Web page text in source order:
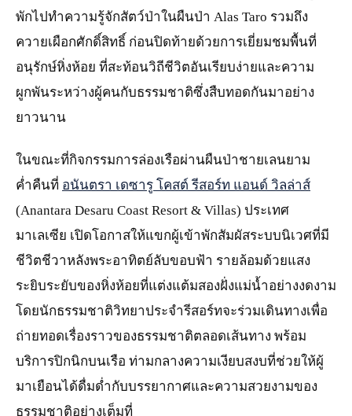
พักไปทำความรู้จักสัตว์ป่าในผืนป่า Alas Taro รวมถึง
ควายเผือกศักดิ์สิทธิ์ ก่อนปิดท้ายด้วยการเยี่ยมชมพื้นที่
อนุรักษ์หิ่งห้อย ที่สะท้อนวิถีชีวิตอันเรียบง่ายและความ
ผูกพันระหว่างผู้คนกับธรรมชาติซึ่งสืบทอดกันมาอย่าง
ยาวนาน
ในขณะที่กิจกรรมการล่องเรือผ่านผืนป่าชายเลนยาม
ค่ำคืนที่ อนันตรา เดซารู โคสต์ รีสอร์ท แอนด์ วิลล่าส์
(Anantara Desaru Coast Resort & Villas) ประเทศ
มาเลเซีย เปิดโอกาสให้แขกผู้เข้าพักสัมผัสระบบนิเวศที่มี
ชีวิตชีวาหลังพระอาทิตย์ลับขอบฟ้า รายล้อมด้วยแสง
ระยิบระยับของหิ่งห้อยที่แต่งแต้มสองฝั่งแม่น้ำอย่างงดงาม
โดยนักธรรมชาติวิทยาประจำรีสอร์ทจะร่วมเดินทางเพื่อ
ถ่ายทอดเรื่องราวของธรรมชาติตลอดเส้นทาง พร้อม
บริการปิกนิกบนเรือ ท่ามกลางความเงียบสงบที่ช่วยให้ผู้
มาเยือนได้ดื่มด่ำกับบรรยากาศและความสวยงามของ
ธรรมชาติอย่างเต็มที่